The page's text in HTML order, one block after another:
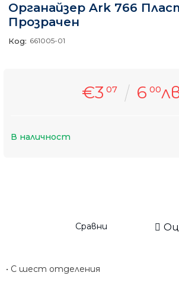
Органайзер Ark 766
Прозрачен
Код: 661005-01
€3 07 6 00
В наличност
Сравни
• С шест отделения